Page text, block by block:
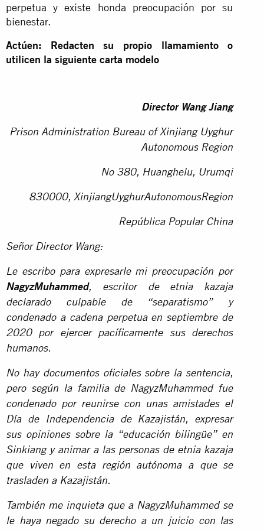
perpetua y existe honda preocupación por su
bienestar.
Actúen: Redacten su propio llamamiento o
utilicen la siguiente carta modelo
Director Wang Jiang
Prison Administration Bureau of Xinjiang Uyghur
Autonomous Region
No 380, Huanghelu, Urumqi
830000, XinjiangUyghurAutonomousRegion
República Popular China
Señor Director Wang:
Le escribo para expresarle mi preocupación por
NagyzMuhammed, escritor de etnia kazaja
declarado culpable de “separatismo” y
condenado a cadena perpetua en septiembre de
2020 por ejercer pacíficamente sus derechos
humanos.
No hay documentos oficiales sobre la sentencia,
pero según la familia de NagyzMuhammed fue
condenado por reunirse con unas amistades el
Día de Independencia de Kazajistán, expresar
sus opiniones sobre la “educación bilingüe” en
Sinkiang y animar a las personas de etnia kazaja
que viven en esta región autónoma a que se
trasladen a Kazajistán.
También me inquieta que a NagyzMuhammed se
le haya negado su derecho a un juicio con las